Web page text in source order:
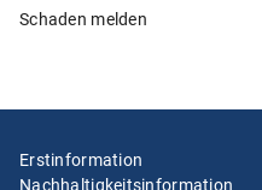
Anonym
„Ich hatte Frau Größwang
Schaden melden
Erstinformation
Nachhaltigkeitsinformation